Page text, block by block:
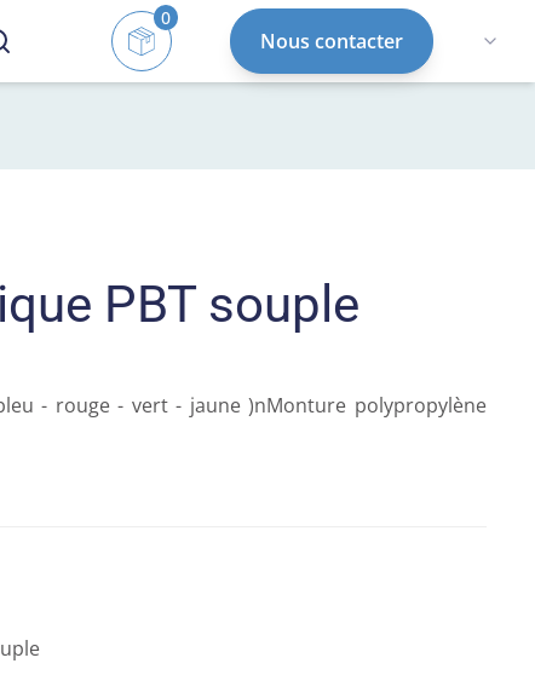
0
Nous contacter
PBT souple
- rouge - vert - jaune )nMonture polypropylène